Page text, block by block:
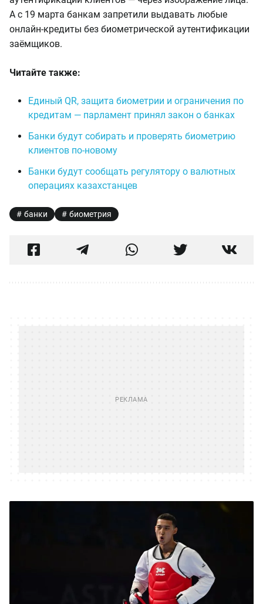
А с 19 марта банкам запретили выдавать любые
онлайн-кредиты без биометрической аутентификации
заёмщиков.
Читайте также:
Единый QR, защита биометрии и ограничения по
кредитам — парламент принял закон о банках
Банки будут собирать и проверять биометрию
клиентов по-новому
Банки будут сообщать регулятору о валютных
операциях казахстанцев
банки биометрия